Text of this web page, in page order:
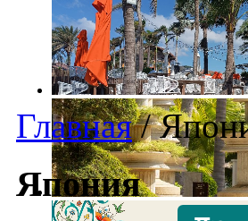
Главная /
Япония